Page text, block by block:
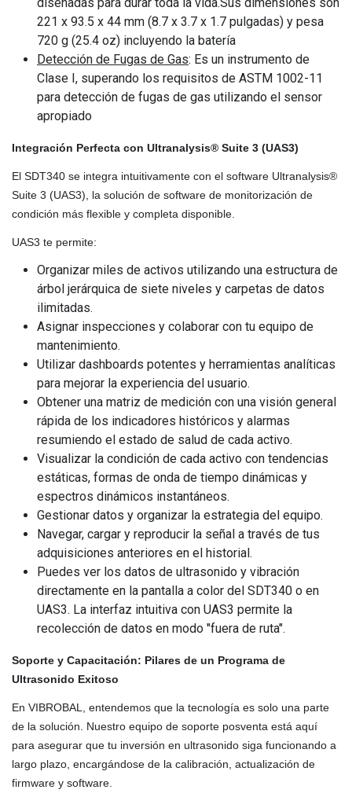
221 x 93.5 x 44 mm (8.7 x 3.7 x 1.7 pulgadas) y pesa
720 g (25.4 oz) incluyendo la batería
Detección de Fugas de Gas: Es un instrumento de
Clase I, superando los requisitos de ASTM 1002-11
para detección de fugas de gas utilizando el sensor
apropiado
Integración Perfecta con Ultranalysis® Suite 3 (UAS3)
El SDT340 se integra intuitivamente con el software Ultranalysis®
Suite 3 (UAS3), la solución de software de monitorización de
condición más flexible y completa disponible.
UAS3 te permite:
Organizar miles de activos utilizando una estructura de
árbol jerárquica de siete niveles y carpetas de datos
ilimitadas.
Asignar inspecciones y colaborar con tu equipo de
mantenimiento.
Utilizar dashboards potentes y herramientas analíticas
para mejorar la experiencia del usuario.
Obtener una matriz de medición con una visión general
rápida de los indicadores históricos y alarmas
resumiendo el estado de salud de cada activo.
Visualizar la condición de cada activo con tendencias
estáticas, formas de onda de tiempo dinámicas y
espectros dinámicos instantáneos.
Gestionar datos y organizar la estrategia del equipo.
Navegar, cargar y reproducir la señal a través de tus
adquisiciones anteriores en el historial.
Puedes ver los datos de ultrasonido y vibración
directamente en la pantalla a color del SDT340 o en
UAS3. La interfaz intuitiva con UAS3 permite la
recolección de datos en modo "fuera de ruta".
Soporte y Capacitación: Pilares de un Programa de
Ultrasonido Exitoso
En VIBROBAL, entendemos que la tecnología es solo una parte
de la solución. Nuestro equipo de soporte posventa está aquí
para asegurar que tu inversión en ultrasonido siga funcionando a
largo plazo, encargándose de la calibración, actualización de
firmware y software.